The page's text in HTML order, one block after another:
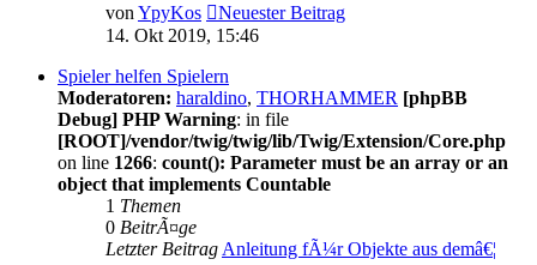
vonYpyKos
Neuester Beitrag
14. Okt 2019, 15:46
Spieler helfen Spielern
Moderatoren: haraldino, THORHAMMER [phpBB
Debug] PHP Warning: in file
[ROOT]/vendor/twig/twig/lib/Twig/Extension/Core.php
on line 1266: count(): Parameter must be an array or an
object that implements Countable
1 Themen
0 BeitrÃ¤ge
Letzter BeitragAnleitung fÃ¼r Objekte aus demâ€¦